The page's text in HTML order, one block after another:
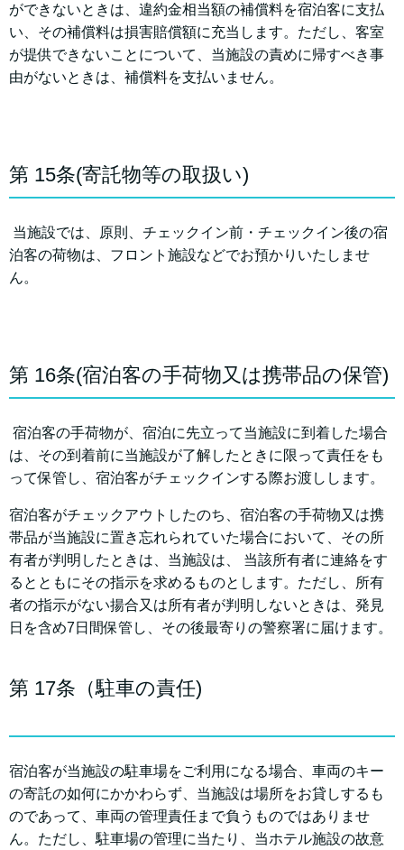
ができないときは、違約金相当額の補償料を宿泊客に支払
い、その補償料は損害賠償額に充当します。ただし、客室
が提供できないことについて、当施設の責めに帰すべき事
由がないときは、補償料を支払いません。
第 15条(寄託物等の取扱い)
当施設では、原則、チェックイン前・チェックイン後の宿
泊客の荷物は、フロント施設などでお預かりいたしませ
ん。
第 16条(宿泊客の手荷物又は携帯品の保管)
宿泊客の手荷物が、宿泊に先立って当施設に到着した場合
は、その到着前に当施設が了解したときに限って責任をも
って保管し、宿泊客がチェックインする際お渡しします。
宿泊客がチェックアウトしたのち、宿泊客の手荷物又は携
帯品が当施設に置き忘れられていた場合において、その所
有者が判明したときは、当施設は、 当該所有者に連絡をす
るとともにその指示を求めるものとします。ただし、所有
者の指示がない揚合又は所有者が判明しないときは、発見
日を含め7日間保管し、その後最寄りの警察署に届けます。
第 17条（駐車の責任)
宿泊客が当施設の駐車場をご利用になる場合、車両のキー
の寄託の如何にかかわらず、当施設は場所をお貸しするも
のであって、車両の管理責任まで負うものではありませ
ん。ただし、駐車場の管理に当たり、当ホテル施設の故意